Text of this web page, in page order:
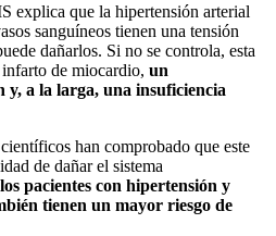
explica que la hipertensión arterial
sanguíneos tienen una tensión
dañarlos. Si no se controla, esta
de miocardio, un
y, a la larga, una insuficiencia
han comprobado que este
de dañar el sistema
pacientes con hipertensión y
tienen un mayor riesgo de